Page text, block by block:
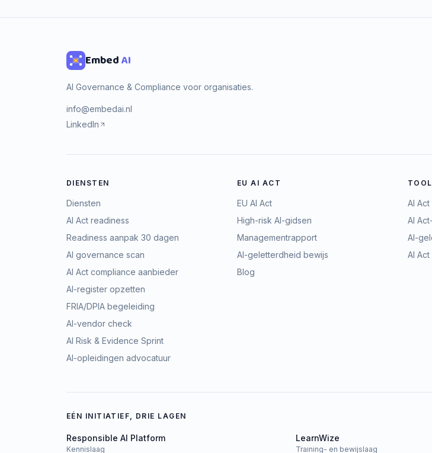
EmbedAI
AI Governance & Compliance voor organisaties.
info@embedai.nl
LinkedIn
DIENSTEN
Diensten
AI Act readiness
Readiness aanpak 30 dagen
AI governance scan
AI Act compliance aanbieder
AI-register opzetten
FRIA/DPIA begeleiding
AI-vendor check
AI Risk & Evidence Sprint
AI-opleidingen advocatuur
EU AI ACT
EU AI Act
High-risk AI-gidsen
Managementrapport
AI-geletterdheid bewijs
Blog
AI
AI
AI-
AI
EÉN INITIATIEF, DRIE LAGEN
Responsible AI Platform
Kennislaag
LearnWize
Training- en bewijslaag